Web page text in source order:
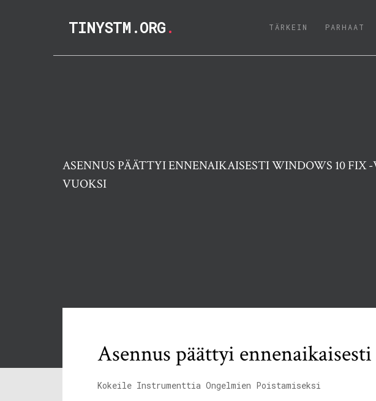
TINYSTM.ORG. TÄRKEIN (CURRENT)
PARHAAT
ASENNUS PÄÄTTYI ENNENAIKAISESTI WINDOWS 10 FIX
VUOKSI
Asennus päättyi
Kokeile Instrumenttia Ongelmien Poistamiseksi